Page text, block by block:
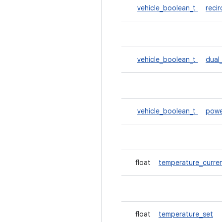
vehicle_boolean_t
vehicle_boolean_t
vehicle_boolean_t
float
float temperature_set